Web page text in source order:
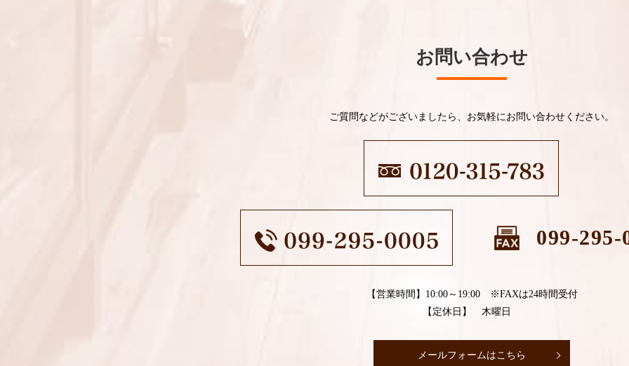
お問い合わせ
ご質問などがございましたら、お気軽にお問い合わせください。
099-295-
【営業時間】10:00～19:00 ※FAXは24時間受付
【定休日】 木曜日
メールフォームはこちら